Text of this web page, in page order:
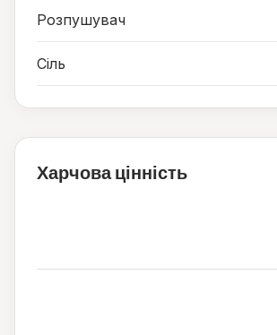
Розпушувач
Сіль
Харчова цінність